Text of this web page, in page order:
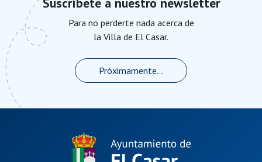
Para no perderte nada acerca de
la Villa de El Casar.
Próximamente...